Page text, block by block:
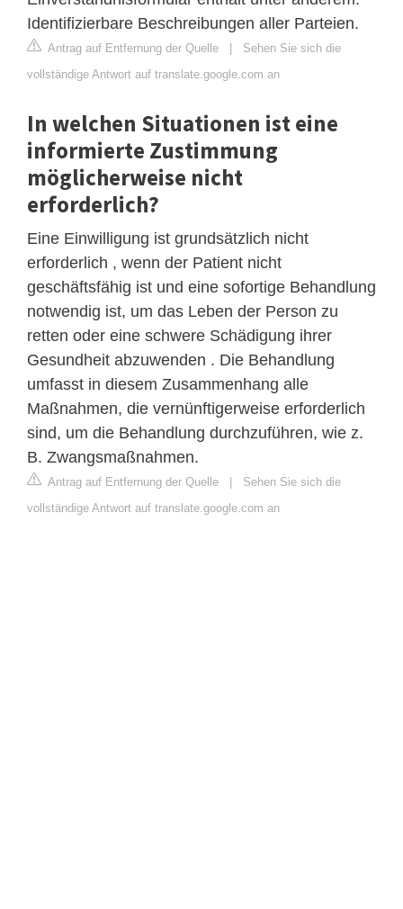
Identifizierbare Beschreibungen aller Parteien.
Antrag auf Entfernung der Quelle | Sehen Sie sich die
vollständige Antwort auf translate.google.com an
In welchen Situationen ist eine
informierte Zustimmung
möglicherweise nicht
erforderlich?
Eine Einwilligung ist grundsätzlich nicht
erforderlich , wenn der Patient nicht
geschäftsfähig ist und eine sofortige Behandlung
notwendig ist, um das Leben der Person zu
retten oder eine schwere Schädigung ihrer
Gesundheit abzuwenden . Die Behandlung
umfasst in diesem Zusammenhang alle
Maßnahmen, die vernünftigerweise erforderlich
sind, um die Behandlung durchzuführen, wie z.
B. Zwangsmaßnahmen.
Antrag auf Entfernung der Quelle | Sehen Sie sich die
vollständige Antwort auf translate.google.com an